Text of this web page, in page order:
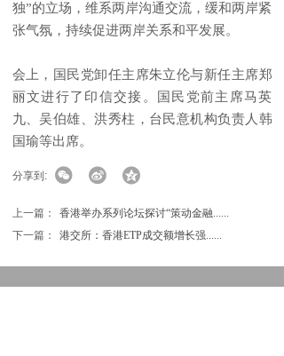
独”的立场，维系两岸沟通交流，缓和两岸紧
张气氛，持续促进两岸关系和平发展。
会上，国民党卸任主席朱立伦与新任主席郑
丽文进行了印信交接。国民党前主席马英
九、吴伯雄、洪秀柱，台民意机构负责人韩
国瑜等出席。
分享到:
上一篇：
香港举办系列论坛探讨“策动金融......
下一篇：
港交所：香港ETP成交额增长强......